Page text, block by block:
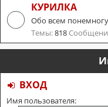
КУРИЛКА
Обо всем понемногу
Темы:818
ВХОД
Имя пользователя: